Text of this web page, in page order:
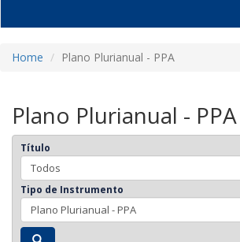
Home Plano Plurianual - PPA
Plano Plurianual - PPA
Título
Tipo de Instrumento